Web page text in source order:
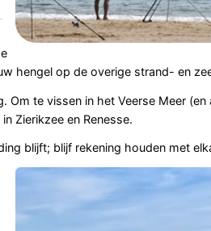
hengel op de overige strand- en
te vissen in het Veerse Meer (en
Zierikzee en Renesse.
blijft; blijf rekening houden met